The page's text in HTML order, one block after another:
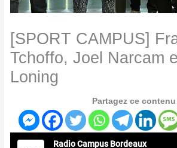
[SPORT CAMPUS]
Tchoffo, Joel Narcam
Loning
Partagez ce contenu
Radio Campus Bordeaux